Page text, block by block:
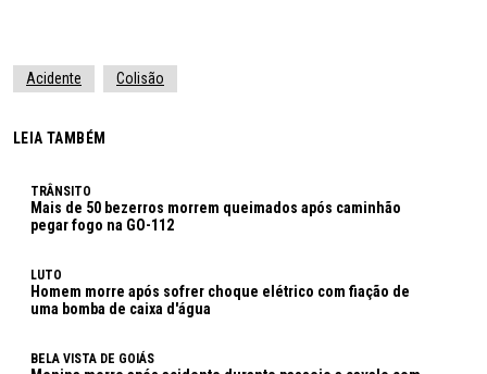
Acidente Colisão
LEIA TAMBÉM
TRÂNSITO
Mais de 50 bezerros morrem queimados após caminhão
pegar fogo na GO-112
LUTO
Homem morre após sofrer choque elétrico com fiação de
uma bomba de caixa d'água
BELA VISTA DE GOIÁS